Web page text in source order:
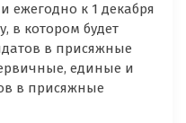
ежегодно к 1 декабря
в котором будет
в присяжные
единые и
в присяжные